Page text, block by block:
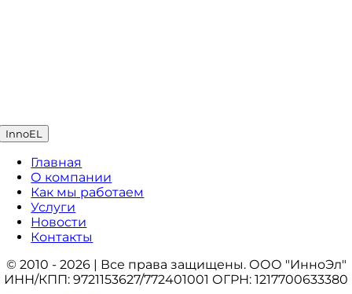
InnoEL
Главная
О компании
Как мы работаем
Услуги
Новости
Контакты
© 2010 - 2026 | Все права защищены. ООО "ИнноЭл"
ИНН/КПП: 9721153627/772401001 ОГРН: 1217700633380